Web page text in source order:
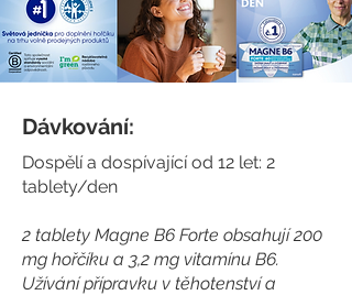
Dávkování:
Dospělí a dospívající od 12 let: 2
tablety/den
​2 tablety Magne B6 Forte obsahují 200
mg hořčíku a 3,2 mg vitamínu B6.
Užívání přípravku v těhotenství a